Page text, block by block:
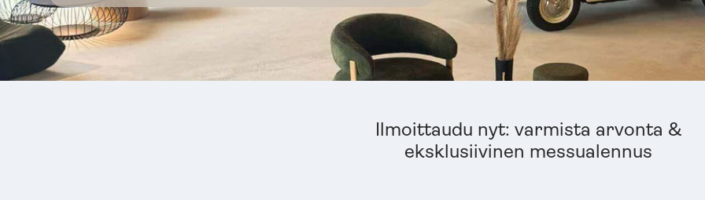
Ilmoittaudu nyt: varmista arvonta &
eksklusiivinen messualennus